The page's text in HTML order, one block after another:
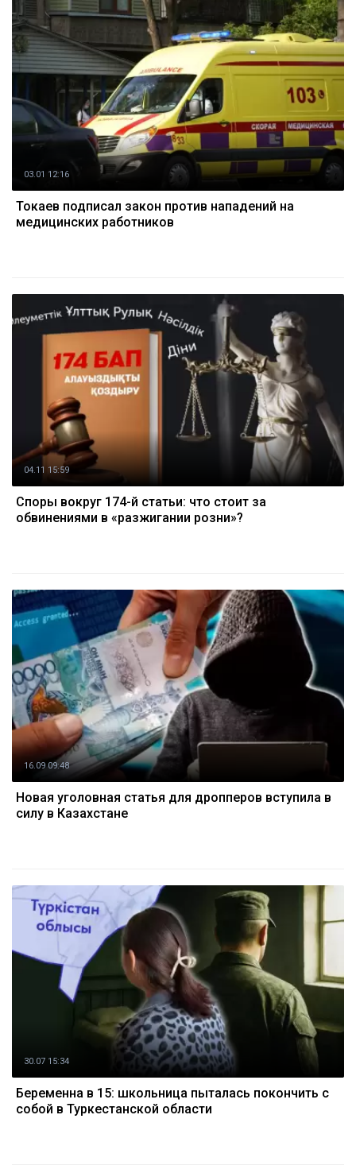
03.01 12:16
Токаев подписал закон против нападений на
медицинских работников
04.11 15:59
Споры вокруг 174-й статьи: что стоит за
обвинениями в «разжигании розни»?
16.09 09:48
Новая уголовная статья для дропперов вступила в
силу в Казахстане
30.07 15:34
Беременна в 15: школьница пыталась покончить с
собой в Туркестанской области